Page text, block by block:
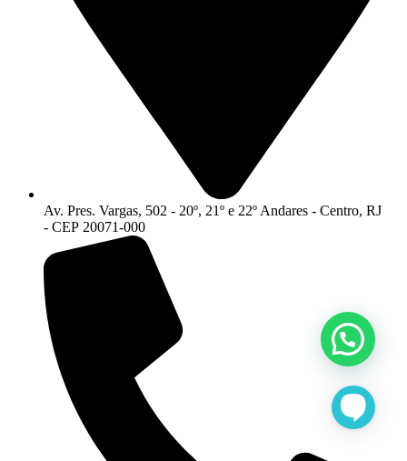
Av. Pres. Vargas, 502 - 20º, 21º e 22º Andares - Centro, RJ
- CEP 20071-000